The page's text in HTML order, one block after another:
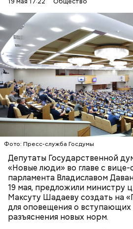
Фото: Пресс-служба Госдумы
Депутаты Государственной
«Новые люди» во главе с
парламента Владиславом
19 мая, предложили министру
Максуту Шадаеву создать на
для оповещения о вступающих
разъяснения новых норм.
Ингредиенты:
Терапевт
продукты
выводят
Ранние плоды, по словам
Чистит
рака: чем